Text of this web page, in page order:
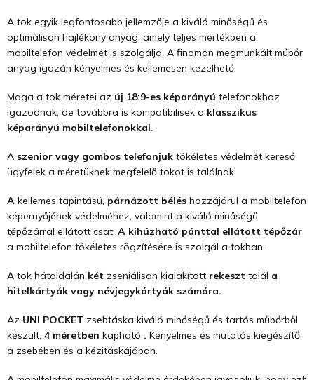
A tok egyik legfontosabb jellemzője a kiváló minőségű és
optimálisan hajlékony anyag, amely teljes mértékben a
mobiltelefon védelmét is szolgálja. A finoman megmunkált műbőr
anyag igazán kényelmes és kellemesen kezelhető.
Maga a tok méretei az új 18:9-es képarányú telefonokhoz
igazodnak, de továbbra is kompatibilisek a klasszikus
képarányú mobiltelefonokkal.
A szenior vagy gombos telefonjuk tökéletes védelmét kereső
ügyfelek a méretüknek megfelelő tokot is találnak.
A kellemes tapintású, párnázott bélés hozzájárul a mobiltelefon
képernyőjének védelméhez, valamint a kiváló minőségű
tépőzárral ellátott csat. A kihúzható pánttal ellátott tépőzár
a mobiltelefon tökéletes rögzítésére is szolgál a tokban.
A tok hátoldalán két zseniálisan kialakított rekeszt talál a
hitelkártyák vagy névjegykártyák számára.
Az UNI POCKET zsebtáska kiváló minőségű és tartós műbőrből
készült, 4 méretben kapható . Kényelmes és mutatós kiegészítő
a zsebében és a kézitáskájában.